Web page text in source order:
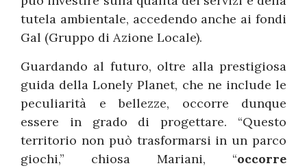
tutela ambientale, accedendo anche ai fondi
Gal (Gruppo di Azione Locale).
Guardando al futuro, oltre alla prestigiosa
guida della Lonely Planet, che ne include le
peculiarità e bellezze, occorre dunque
essere in grado di progettare. “Questo
territorio non può trasformarsi in un parco
giochi,” chiosa Mariani, “occorre